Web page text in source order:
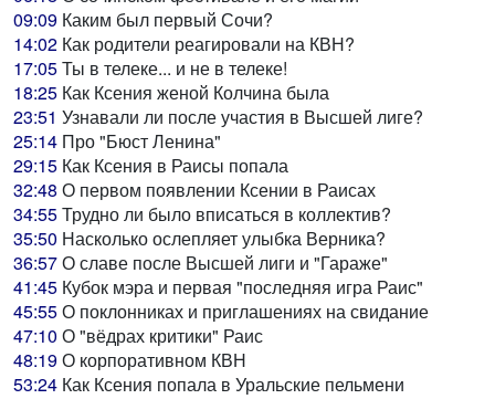
09:09 Каким был первый Сочи?
14:02 Как родители реагировали на КВН?
17:05Ты в телеке... и не в телеке!
18:25 Как Ксения женой Колчина была
23:51 Узнавали ли после участия в Высшей лиге?
25:14 Про "Бюст Ленина"
29:15 Как Ксения в Раисы попала
32:48 О первом появлении Ксении в Раисах
34:55Трудно ли было вписаться в коллектив?
35:50 Насколько ослепляет улыбка Верника?
36:57О славе после Высшей лиги и "Гараже"
41:45 Кубок мэра и первая "последняя игра Раис"
45:55О поклонниках и приглашениях на свидание
47:10 О "вёдрах критики" Раис
48:19О корпоративном КВН
53:24 Как Ксения попала в Уральские пельмени